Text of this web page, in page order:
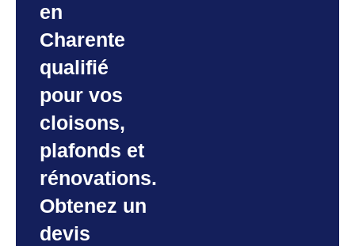
en
Charente
qualifié
pour vos
cloisons,
plafonds et
rénovations.
Obtenez un
devis